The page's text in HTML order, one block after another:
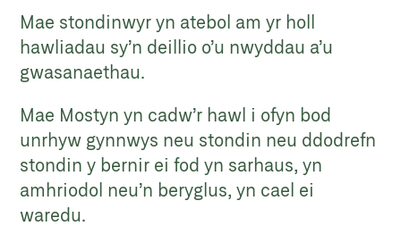
Mae stondinwyr yn atebol am yr holl
hawliadau sy’n deillio o’u nwyddau a’u
gwasanaethau.
Mae Mostyn yn cadw’r hawl i ofyn bod
unrhyw gynnwys neu stondin neu ddodrefn
stondin y bernir ei fod yn sarhaus, yn
amhriodol neu’n beryglus, yn cael ei
waredu.